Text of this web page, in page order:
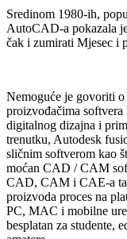
Sredinom 1980-ih,
AutoCAD-a pokazala
čak i zumirati Mjesec i
Nemoguće je govoriti
proizvođačima softvera
digitalnog dizajna i
trenutku, Autodesk
sličnim softverom kao
moćan CAD / CAM
CAD, CAM i CAE-a
proizvoda proces na
PC, MAC i mobilne
besplatan za studente,